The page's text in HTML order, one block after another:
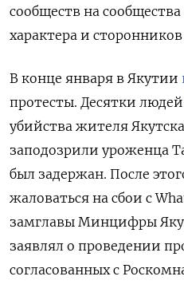
сообществ на
характера и
В конце января в Якутии
протесты. Десятки
убийства жителя
заподозрили уроженца
был задержан. После
жаловаться на сбои с
замглавы Минцифры
заявлял о проведении
согласованных с